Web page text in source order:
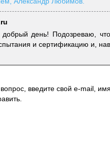
добрый день! Подозреваю,
и сертификацию и,
введите свой e-mail,